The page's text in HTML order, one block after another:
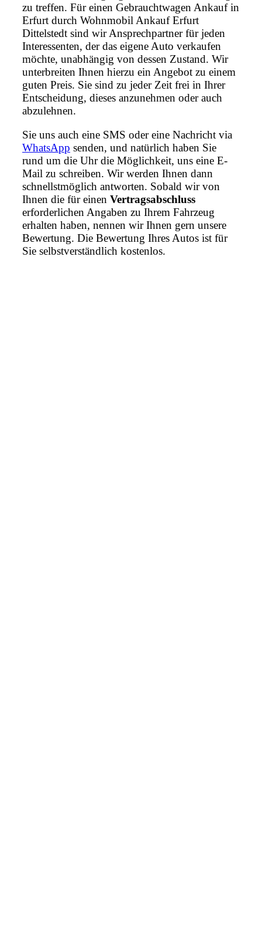
zu treffen. Für einen Gebrauchtwagen Ankauf in
Erfurt durch Wohnmobil Ankauf Erfurt
Dittelstedt sind wir Ansprechpartner für jeden
Interessenten, der das eigene Auto verkaufen
möchte, unabhängig von dessen Zustand. Wir
unterbreiten Ihnen hierzu ein Angebot zu einem
guten Preis. Sie sind zu jeder Zeit frei in Ihrer
Entscheidung, dieses anzunehmen oder auch
abzulehnen.
Sie uns auch eine SMS oder eine Nachricht via
WhatsApp senden, und natürlich haben Sie
rund um die Uhr die Möglichkeit, uns eine E-
Mail zu schreiben. Wir werden Ihnen dann
schnellstmöglich antworten. Sobald wir von
Ihnen die für einen Vertragsabschluss
erforderlichen Angaben zu Ihrem Fahrzeug
erhalten haben, nennen wir Ihnen gern unsere
Bewertung. Die Bewertung Ihres Autos ist für
Sie selbstverständlich kostenlos.